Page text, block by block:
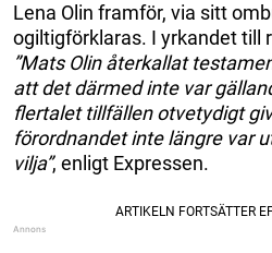
Lena Olin framför, via sitt
ogiltigförklaras. I yrkandet till
”Mats Olin återkallat
att det därmed inte var
flertalet tillfällen otvetydigt
förordnandet inte längre var
vilja”, enligt Expressen.